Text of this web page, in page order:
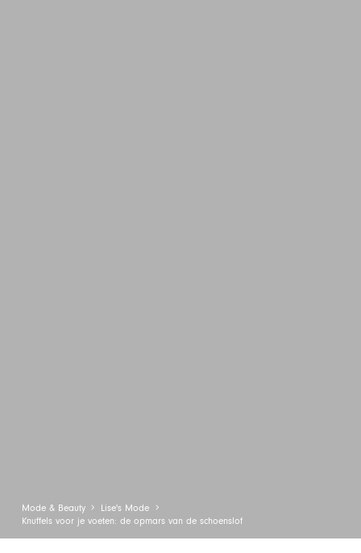
Mode & Beauty
Lise's Mode
Knuffels voor je voeten: de opmars van de schoenslof